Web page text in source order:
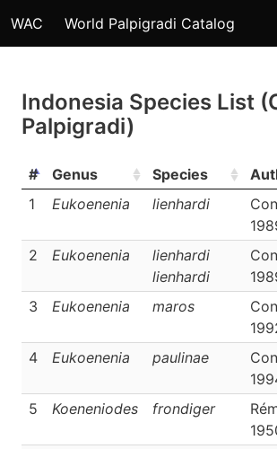
WAC World Palpigradi Catalog
Indonesia Species List
Palpigradi)
# Genus Species
1
Eukoenenia lienhardi
2 Eukoenenia
lienhardi
lienhardi
3 Eukoenenia maros
4 Eukoenenia paulinae
5 Koeneniodes frondiger